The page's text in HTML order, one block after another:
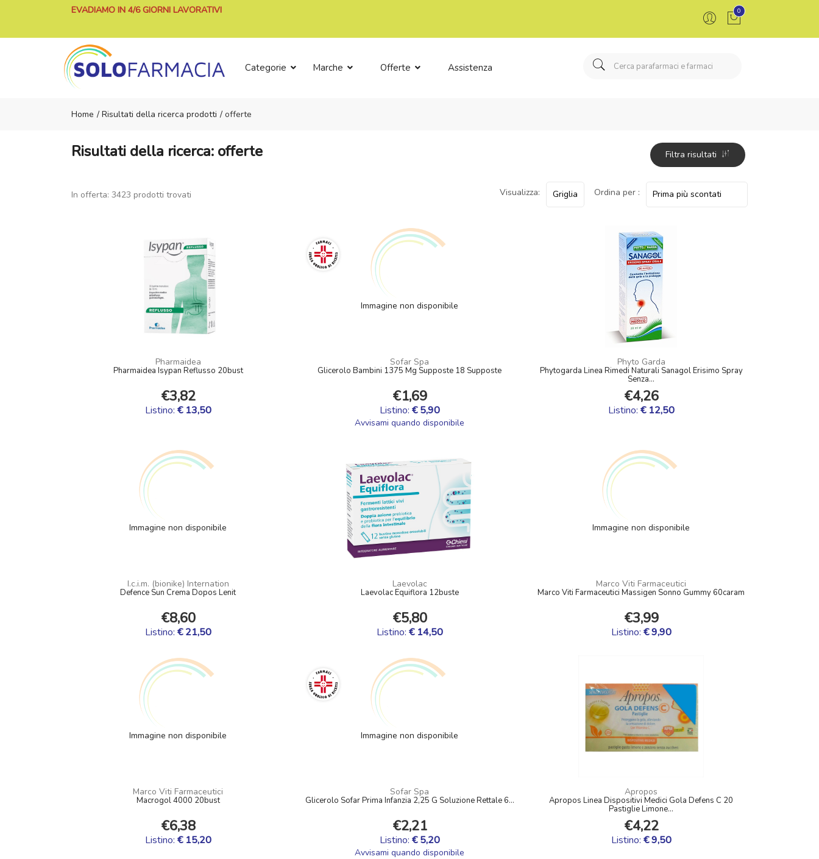
EVADIAMO IN 4/6 GIORNI LAVORATIVI 0
Categorie Marche Offerte Assistenza
Home Risultati della ricerca prodotti offerte
Risultati della ricerca: offerte Filtra risultati
In offerta: 3423 prodotti trovati Visualizza: Ordina per :
Pharmaidea
Pharmaidea Isypan Reflusso 20bust
€3,82
Listino: € 13,50
Immagine non disponibile
Sofar Spa
Glicerolo Bambini 1375 Mg Supposte 18 Supposte
€1,69
Listino: € 5,90
Avvisami quando disponibile
Phyto Garda
Phytogarda Linea Rimedi Naturali Sanagol Erisimo Spray
Senza...
€4,26
Listino: € 12,50
Immagine non disponibile
I.c.i.m. (bionike) Internation
Defence Sun Crema Dopos Lenit
€8,60
Listino: € 21,50
Laevolac
Laevolac Equiflora 12buste
€5,80
Listino: € 14,50
Immagine non disponibile
Marco Viti Farmaceutici
Marco Viti Farmaceutici Massigen Sonno Gummy 60caram
€3,99
Listino: € 9,90
Immagine non disponibile
Marco Viti Farmaceutici
Macrogol 4000 20bust
€6,38
Listino: € 15,20
Immagine non disponibile
Sofar Spa
Glicerolo Sofar Prima Infanzia 2,25 G Soluzione Rettale 6...
€2,21
Listino: € 5,20
Avvisami quando disponibile
Apropos
Apropos Linea Dispositivi Medici Gola Defens C 20
Pastiglie Limone...
€4,22
Listino: € 9,50